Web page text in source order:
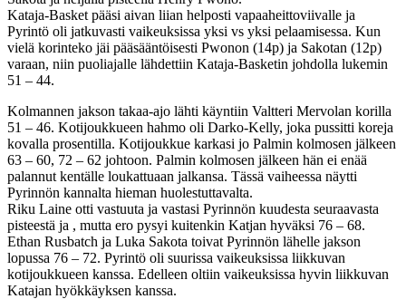
Kataja-Basket pääsi aivan liian helposti vapaaheittoviivalle ja
Pyrintö oli jatkuvasti vaikeuksissa yksi vs yksi pelaamisessa. Kun
vielä korinteko jäi pääsääntöisesti Pwonon (14p) ja Sakotan (12p)
varaan, niin puoliajalle lähdettiin Kataja-Basketin johdolla lukemin
51 – 44.
Kolmannen jakson takaa-ajo lähti käyntiin Valtteri Mervolan korilla
51 – 46. Kotijoukkueen hahmo oli Darko-Kelly, joka pussitti koreja
kovalla prosentilla. Kotijoukkue karkasi jo Palmin kolmosen jälkeen
63 – 60, 72 – 62 johtoon. Palmin kolmosen jälkeen hän ei enää
palannut kentälle loukattuaan jalkansa. Tässä vaiheessa näytti
Pyrinnön kannalta hieman huolestuttavalta.
Riku Laine otti vastuuta ja vastasi Pyrinnön kuudesta seuraavasta
pisteestä ja , mutta ero pysyi kuitenkin Katjan hyväksi 76 – 68.
Ethan Rusbatch ja Luka Sakota toivat Pyrinnön lähelle jakson
lopussa 76 – 72. Pyrintö oli suurissa vaikeuksissa liikkuvan
kotijoukkueen kanssa. Edelleen oltiin vaikeuksissa hyvin liikkuvan
Katajan hyökkäyksen kanssa.